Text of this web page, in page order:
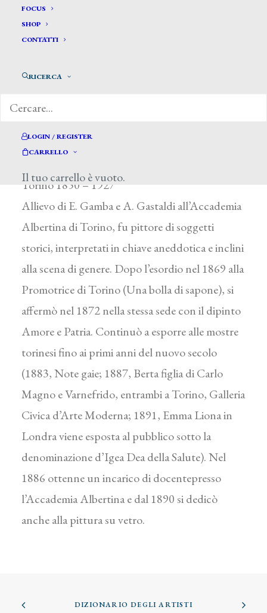
FOCUS
SHOP
CONTATTI
RICERCA
LOGIN / REGISTER
CARRELLO
Il tuo carrello è vuoto.
Torino 1850 – 1927
Allievo di E. Gamba e A. Gastaldi all’Accademia
Albertina di Torino, fu pittore di soggetti
storici, interpretati in chiave aneddotica e inclini
alla scena di genere. Dopo l’esordio nel 1869 alla
Promotrice di Torino (Una bolla di sapone), si
affermò nel 1872 nella stessa sede con il dipinto
Amore e Patria. Continuò a esporre alle mostre
torinesi fino ai primi anni del nuovo secolo
(1883, Note gaie; 1887, Berta figlia di Carlo
Magno e Varnefrido, entrambi a Torino, Galleria
Civica d’Arte Moderna; 1891, Emma Liona in
Londra viene esposta al pubblico sotto la
denominazione d’Igea Dea della Salute). Nel
1886 ottenne un incarico di docentepresso
l’Accademia Albertina e dal 1890 si dedicò
anche alla pittura su vetro.
DIZIONARIO DEGLI ARTISTI